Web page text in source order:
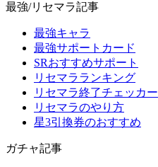
最強/リセマラ記事
最強キャラ
最強サポートカード
SRおすすめサポート
リセマラランキング
リセマラ終了チェッカー
リセマラのやり方
星3引換券のおすすめ
ガチャ記事